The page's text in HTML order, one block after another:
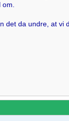
det da undre, at vi